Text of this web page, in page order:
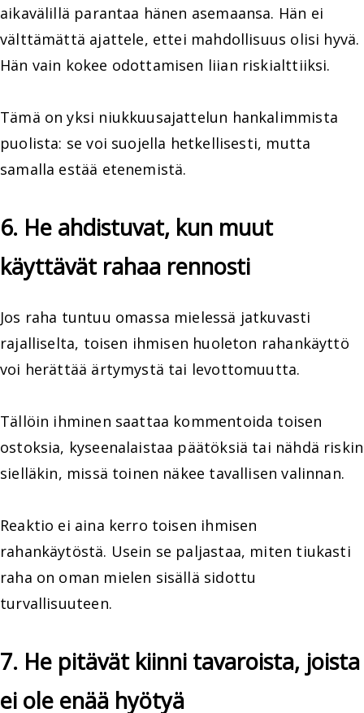
aikavälillä parantaa hänen asemaansa. Hän ei
välttämättä ajattele, ettei mahdollisuus olisi hyvä.
Hän vain kokee odottamisen liian riskialttiiksi.
Tämä on yksi niukkuusajattelun hankalimmista
puolista: se voi suojella hetkellisesti, mutta
samalla estää etenemistä.
6. He ahdistuvat, kun muut
käyttävät rahaa rennosti
Jos raha tuntuu omassa mielessä jatkuvasti
rajalliselta, toisen ihmisen huoleton rahankäyttö
voi herättää ärtymystä tai levottomuutta.
Tällöin ihminen saattaa kommentoida toisen
ostoksia, kyseenalaistaa päätöksiä tai nähdä riskin
sielläkin, missä toinen näkee tavallisen valinnan.
Reaktio ei aina kerro toisen ihmisen
rahankäytöstä. Usein se paljastaa, miten tiukasti
raha on oman mielen sisällä sidottu
turvallisuuteen.
7. He pitävät kiinni tavaroista, joista
ei ole enää hyötyä